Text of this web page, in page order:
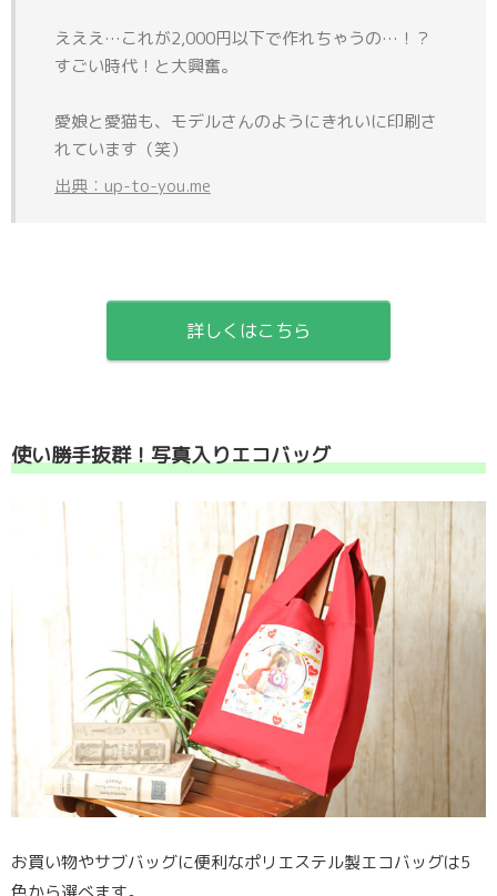
えええ…これが2,000円以下で作れちゃうの…！？
すごい時代！と大興奮。
愛娘と愛猫も、モデルさんのようにきれいに印刷さ
れています（笑）
出典：up-to-you.me
詳しくはこちら
使い勝手抜群！写真入りエコバッグ
お買い物やサブバッグに便利なポリエステル製エコバッグは5